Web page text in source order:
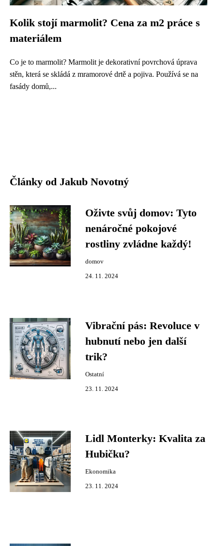
Kolik stojí marmolit? Cena za m2 práce s
materiálem
Co je to marmolit? Marmolit je dekorativní povrchová úprava
stěn, která se skládá z mramorové drtě a pojiva. Používá se na
fasády domů,...
Články od Jakub Novotný
Oživte svůj domov: Tyto
nenáročné pokojové
rostliny zvládne každý!
domov
24. 11. 2024
Vibrační pás: Revoluce v
hubnutí nebo jen další
trik?
Ostatní
23. 11. 2024
Lidl Monterky: Kvalita za
Hubičku?
Ekonomika
23. 11. 2024